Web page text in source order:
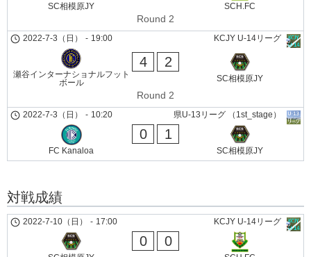
SC相模原JY SCH.FC
Round 2
KCJY U-14リーグ
2022-7-3（日） - 19:00
瀬谷インターナショナルフット
ボール
4 2
SC相模原JY
Round 2
県U-13リーグ （1st_stage）
2022-7-3（日） - 10:20
FC Kanaloa
0 1
SC相模原JY
対戦成績
KCJY U-14リーグ
2022-7-10（日） - 17:00
0 0